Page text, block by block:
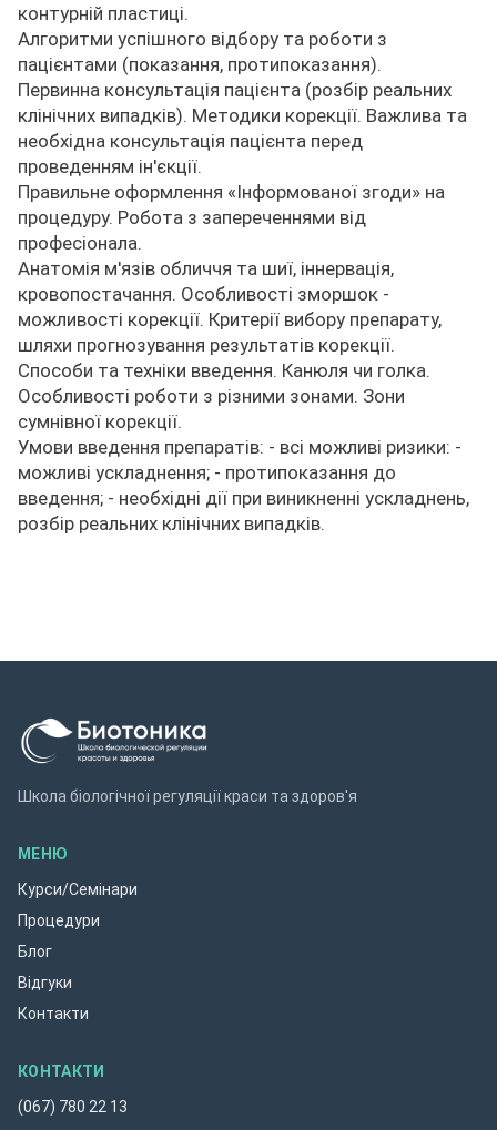
контурній пластиці.
Алгоритми успішного відбору та роботи з
пацієнтами (показання, протипоказання).
Первинна консультація пацієнта (розбір реальних
клінічних випадків). Методики корекції. Важлива та
необхідна консультація пацієнта перед
проведенням ін'єкції.
Правильне оформлення «Інформованої згоди» на
процедуру. Робота з запереченнями від
професіонала.
Анатомія м'язів обличчя та шиї, іннервація,
кровопостачання. Особливості зморшок -
можливості корекції. Критерії вибору препарату,
шляхи прогнозування результатів корекції.
Способи та техніки введення. Канюля чи голка.
Особливості роботи з різними зонами. Зони
сумнівної корекції.
Умови введення препаратів: - всі можливі ризики: -
можливі ускладнення; - протипоказання до
введення; - необхідні дії при виникненні ускладнень,
розбір реальних клінічних випадків.
Школа біологічної регуляції краси та здоров'я
МЕНЮ
Курси/Семінари
Процедури
Блог
Відгуки
Контакти
КОНТАКТИ
(067) 780 22 13